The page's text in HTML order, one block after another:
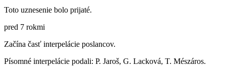
Toto uznesenie bolo prijaté.
pred 7 rokmi
Začína časť interpelácie poslancov.
Písomné interpelácie podali: P. Jaroš, G. Lacková, T. Mészáros.